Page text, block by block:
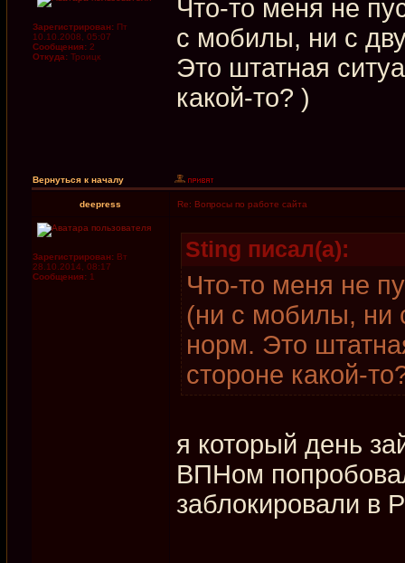
Зарегистрирован: Пт
10.10.2008, 05:07
Сообщения: 2
Откуда: Троицк
Что-то меня не
с мобилы, ни с
Это штатная
какой-то? )
Вернуться к началу
deepress Re: Вопросы по работе сайта
Зарегистрирован: Вт
28.10.2014, 08:17
Сообщения: 1
Sting писал(а):
Что-то меня не
(ни с мобилы, ни
норм. Это
стороне какой-
я который день
ВПНом
заблокировали в